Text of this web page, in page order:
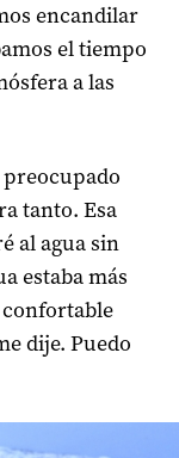
encandilar
el tiempo
a las
tanto. Esa
al agua sin
estaba más
dije. Puedo